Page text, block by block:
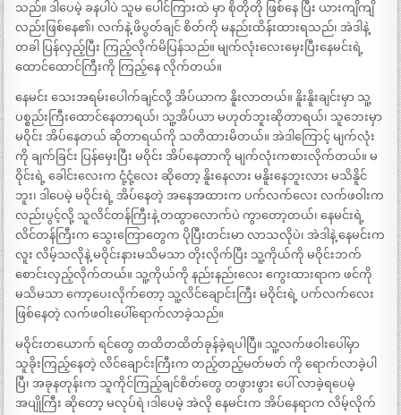
သည်။ ဒါပေမဲ့ ခနပါပဲ သူမ ပေါင်ကြားထဲ မှာ စိုတိုတို ဖြစ်နေ ပြီး ယားကျိကျိ
လည်းဖြစ်နေ၏၊ လက်နဲ့ ဖိပွတ်ချင် စိတ်ကို မနည်းထိန်းထားရသည်၊ အဲဒါနဲ့
တခါ ပြန်လှည့်ပြီး ကြည့်လိုက်မိပြန်သည်။ မျက်လုံးလေးမှေးပြီးနေမင်းရဲ့
ထောင်ထောင်ကြီးကို ကြည့်နေ လိုက်တယ်။
နေမင်း သေးအရမ်းပေါက်ချင်လို့ အိပ်ယာက နိူးလာတယ်။ နိူးနိူးချင်းမှာ သူ့
ပစ္စည်းကြီးထောင်နေတာရယ်၊ သူ့အိပ်ယာ မဟုတ်ဘူးဆိုတာရယ်၊ သူဘေးမှာ
မဝိုင်း အိပ်နေတယ် ဆိုတာရယ်ကို သတိထားမိတယ်။ အဲဒါကြောင့် မျက်လုံး
ကို ချက်ခြင်း ပြန်မှေးပြီး မဝိုင်း အိပ်နေတာကို မျက်လုံးကစားလိုက်တယ်။ မ
ဝိုင်းရဲ့ ခေါင်းလေးက ငုံ့ငုံ့လေး ဆိုတော့ နိူးနေလား မနိူးနေဘူးလား မသိနိူင်
ဘူး၊ ဒါပေမဲ့ မဝိုင်းရဲ့ အိပ်နေတဲ့ အနေအထားက ပက်လက်လေး လက်ဖဝါးက
လည်းပွင့်လို့ သူလိင်တန်ကြီးနဲ့ တထွာလောက်ပဲ ကွာတော့တယ်၊ နေမင်းရဲ့
လိင်တန်ကြီးက သွေးကြောတွေက ပိုပြီးတင်းမာ လာသလိုပဲ၊ အဲဒါနဲ့ နေမင်းက
လူး လိမ့်သလိုနဲ့ မဝိုင်းနားမသိမသာ တိုးလိုက်ပြီး သူ့ကိုယ်ကို မဝိုင်းဘက်
စောင်းလှည့်လိုက်တယ်။ သူ့ကိုယ်ကို နည်းနည်းလေး ကွေးထားရာက ဖင်ကို
မသိမသာ ကော့ပေးလိုက်တော့ သူ့လိင်ချောင်းကြီး မဝိုင်းရဲ့ ပက်လက်လေး
ဖြစ်နေတဲ့ လက်ဖဝါးပေါ်ရောက်လာခဲ့သည်။
မဝိုင်းတယောက် ရင်တွေ တထိတထိတ်ခုန်ခဲ့ရပါပြီ။ သူ့လက်ဖဝါးပေါ်မှာ
သူခိုးကြည့်နေတဲ့ လိင်ချောင်းကြီးက တည့်တည့်မတ်မတ် ကို ရောက်လာခဲ့ပါ
ပြီ၊ အခုနတုန်းက သူကိုင်ကြည့်ချင်စိတ်တွေ တဖွားဖွား ပေါ် လာခဲ့ရပေမဲ့
အပျိုကြီး ဆိုတော့ မလုပ်ရဲ ၊ဒါပေမဲ့ အဲလို နေမင်းက အိပ်နေရာက လိမ့်လိုက်